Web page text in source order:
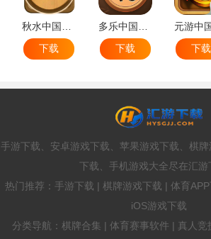
秋水中国象棋
下载
多乐中国象棋
下载
下载
手游下载、安卓游戏下载、苹果游戏下载、棋
下载、手机游戏大全尽在汇游
热门推荐：手游下载 | 棋牌游戏下载 | 体育
iOS游戏下载
分类导航：棋牌合集 | 体育赛事软件 | 真人